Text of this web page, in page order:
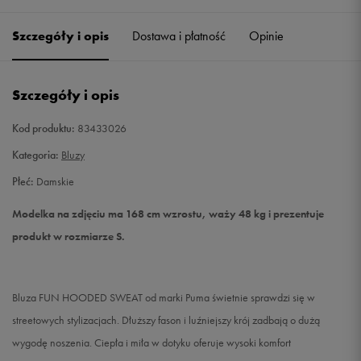
S Powiadom o dostępności
Szczegóły i opis Dostawa i płatność Opinie
Szczegóły i opis
Kod produktu: 83433026
Kategoria: Bluzy
Płeć: Damskie
Modelka na zdjęciu ma 168 cm wzrostu, waży 48 kg i prezentuje
produkt w rozmiarze S.
Bluza FUN HOODED SWEAT od marki Puma świetnie sprawdzi się w
streetowych stylizacjach. Dłuższy fason i luźniejszy krój zadbają o dużą
wygodę noszenia. Ciepła i miła w dotyku oferuje wysoki komfort